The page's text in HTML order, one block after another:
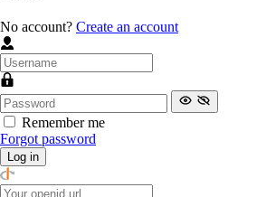
No account? Create an account
Remember me
Forgot password
Log in